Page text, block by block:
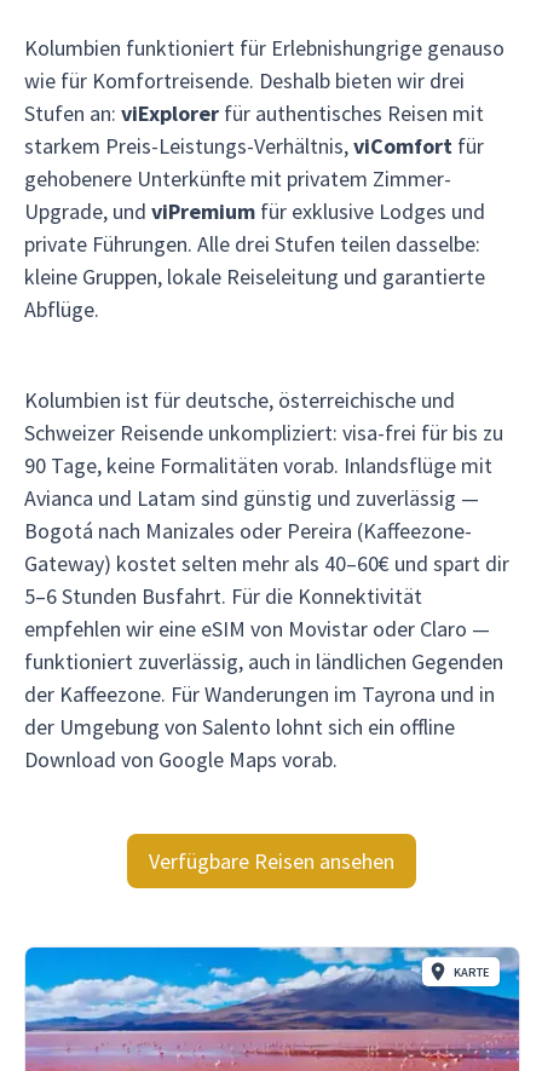
Kolumbien funktioniert für Erlebnishungrige genauso
wie für Komfortreisende. Deshalb bieten wir drei
Stufen an: viExplorer für authentisches Reisen mit
starkem Preis-Leistungs-Verhältnis,viComfort für
gehobenere Unterkünfte mit privatem Zimmer-
Upgrade, und viPremium für exklusive Lodges und
private Führungen. Alle drei Stufen teilen dasselbe:
kleine Gruppen, lokale Reiseleitung und garantierte
Abflüge.
Kolumbien ist für deutsche, österreichische und
Schweizer Reisende unkompliziert: visa-frei für bis zu
90 Tage, keine Formalitäten vorab. Inlandsflüge mit
Avianca und Latam sind günstig und zuverlässig —
Bogotá nach Manizales oder Pereira (Kaffeezone-
Gateway) kostet selten mehr als 40–60€ und spart dir
5–6 Stunden Busfahrt. Für die Konnektivität
empfehlen wir eine eSIM von Movistar oder Claro —
funktioniert zuverlässig, auch in ländlichen Gegenden
der Kaffeezone. Für Wanderungen im Tayrona und in
der Umgebung von Salento lohnt sich ein offline
Download von Google Maps vorab.
Verfügbare Reisen ansehen
KARTE